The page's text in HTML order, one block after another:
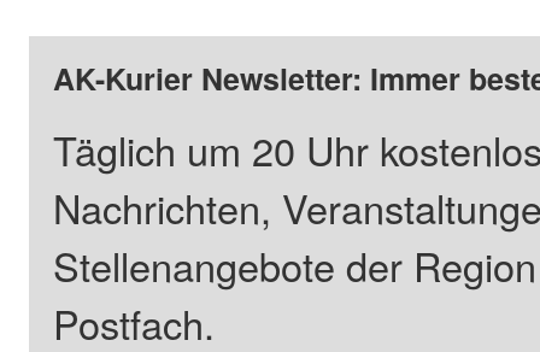
AK-Kurier Newsletter: Immer
Täglich um 20 Uhr
Nachrichten,
Stellenangebote der
Postfach.